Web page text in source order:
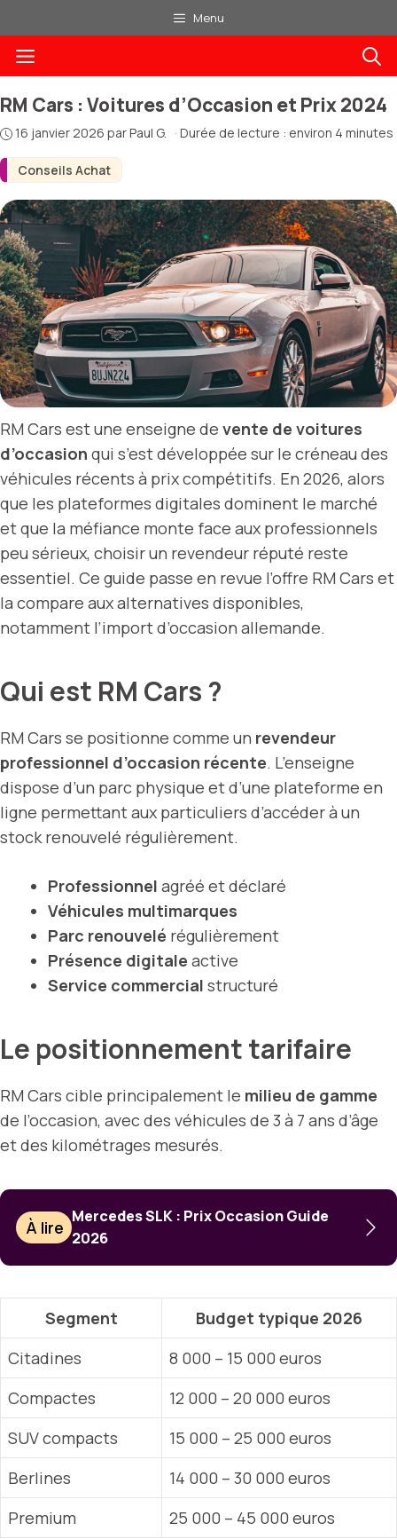
au
contenu
Menu
Menu
Conseils Achat
RM Cars : Voitures d’Occasion et Prix 2024
16 janvier 2026 parPaul G. · Durée de lecture : environ 4 minutes
RM Cars est une enseigne de vente de voitures
d’occasion qui s’est développée sur le créneau des
véhicules récents à prix compétitifs. En 2026, alors
que les plateformes digitales dominent le marché
et que la méfiance monte face aux professionnels
peu sérieux, choisir un revendeur réputé reste
essentiel. Ce guide passe en revue l’offre RM Cars et
la compare aux alternatives disponibles,
notamment l’import d’occasion allemande.
Qui est RM Cars ?
RM Cars se positionne comme un revendeur
professionnel d’occasion récente. L’enseigne
dispose d’un parc physique et d’une plateforme en
ligne permettant aux particuliers d’accéder à un
stock renouvelé régulièrement.
Professionnel agréé et déclaré
Véhicules multimarques
Parc renouvelé régulièrement
Présence digitale active
Service commercial structuré
Le positionnement tarifaire
RM Cars cible principalement le milieu de gamme
de l’occasion, avec des véhicules de 3 à 7 ans d’âge
et des kilométrages mesurés.
À lire
Mercedes SLK : Prix Occasion Guide
2026
Segment
Budget typique 2026
Citadines
8 000 – 15 000 euros
Compactes
12 000 – 20 000 euros
SUV compacts
15 000 – 25 000 euros
Berlines
14 000 – 30 000 euros
Premium
25 000 – 45 000 euros